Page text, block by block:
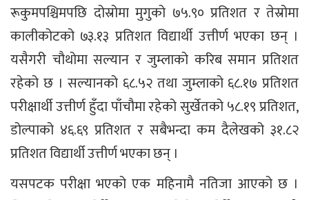
रूकुमपश्चिमपछि दोस्रोमा मुगुको ७५.९० प्रतिशत र तेस्रोमा
कालीकोटको ७३.१३ प्रतिशत विद्यार्थी उत्तीर्ण भएका छन् ।
यसैगरी चौथोमा सल्यान र जुम्लाको करिब समान प्रतिशत
रहेको छ । सल्यानको ६८.५२ तथा जुम्लाको ६८.१७ प्रतिशत
परीक्षार्थी उत्तीर्ण हुँदा पाँचौमा रहेको सुर्खेतको ५८.१९ प्रतिशत,
डोल्पाको ४६.६९ प्रतिशत र सबैभन्दा कम दैलेखको ३१.८२
प्रतिशत विद्यार्थी उत्तीर्ण भएका छन् ।
यसपटक परीक्षा भएको एक महिनामै नतिजा आएको छ ।